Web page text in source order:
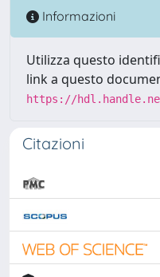
Informazioni
Utilizza questo
link a questo
https://
Citazioni